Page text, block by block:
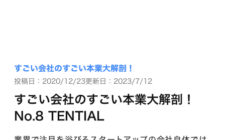
すごい会社のすごい本業大解剖！
投稿日：2020/12/23更新日：2023/7/12
すごい会社のすごい本業大解剖！
No.8 TENTIAL